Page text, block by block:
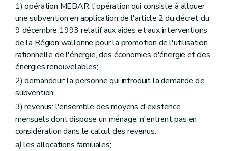
1) opération MEBAR: l'opération qui consiste à allouer
une subvention en application de l'article 2 du décret du
9 décembre 1993 relatif aux aides et aux interventions
de la Région wallonne pour la promotion de l'utilisation
rationnelle de l'énergie, des économies d'énergie et des
énergies renouvelables;
2) demandeur: la personne qui introduit la demande de
subvention;
3) revenus: l'ensemble des moyens d'existence
mensuels dont dispose un ménage; n'entrent pas en
considération dans le calcul des revenus:
a)les allocations familiales;